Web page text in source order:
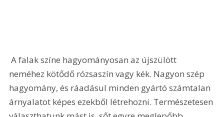
A falak színe hagyományosan az újszülött
neméhez kötődő rózsaszín vagy kék. Nagyon szép
hagyomány, és ráadásul minden gyártó számtalan
árnyalatot képes ezekből létrehozni. Természetesen